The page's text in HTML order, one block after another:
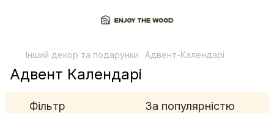
Інший декор та подарунки Адвент-Календарі
Адвент Календарі
Фільтр За популярністю